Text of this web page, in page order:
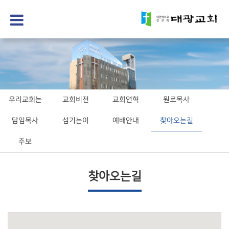
우리교회는 교회비전 교회연혁 원로목사
담임목사 섬기는이 예배안내 찾아오는길
주보
찾아오는길